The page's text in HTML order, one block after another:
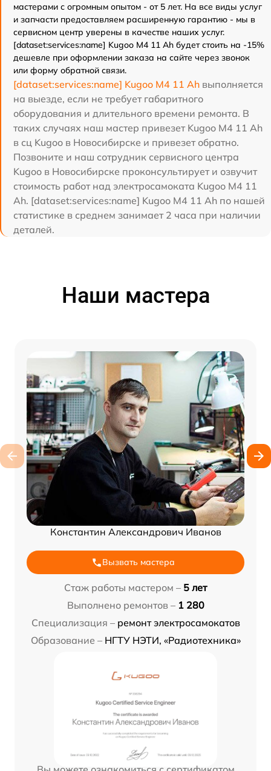
мастерами с огромным опытом - от 5 лет. На все виды услуг
и запчасти предоставляем расширенную гарантию - мы в
сервисном центр уверены в качестве наших услуг.
[dataset:services:name] Kugoo M4 11 Ah будет стоить на -15%
дешевле при оформлении заказа на сайте через звонок
или форму обратной связи.
[dataset:services:name] Kugoo M4 11 Ah выполняется
на выезде, если не требует габаритного
оборудования и длительного времени ремонта. В
таких случаях наш мастер привезет Kugoo M4 11 Ah
в сц Kugoo в Новосибирске и привезет обратно.
Позвоните и наш сотрудник сервисного центра
Kugoo в Новосибирске проконсультирует и озвучит
стоимость работ над электросамоката Kugoo M4 11
Ah. [dataset:services:name] Kugoo M4 11 Ah по нашей
статистике в среднем занимает 2 часа при наличии
деталей.
Наши мастера
Константин Александрович Иванов
Вызвать мастера
Стаж работы мастером – 5 лет
Выполнено ремонтов – 1 280
Специализация – ремонт электросамокатов
Образование – НГТУ НЭТИ, «Радиотехника»